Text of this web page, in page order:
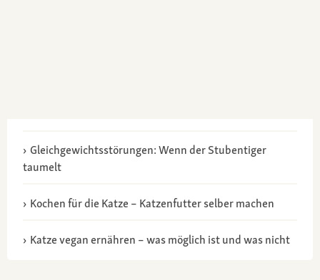
Gleichgewichtsstörungen: Wenn der Stubentiger
taumelt
Kochen für die Katze – Katzenfutter selber machen
Katze vegan ernähren – was möglich ist und was nicht